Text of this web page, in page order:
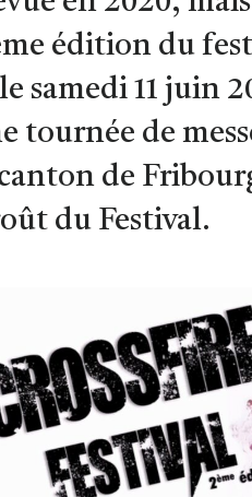
édition du
samedi 11 juin
tournée de
de
du Festival.